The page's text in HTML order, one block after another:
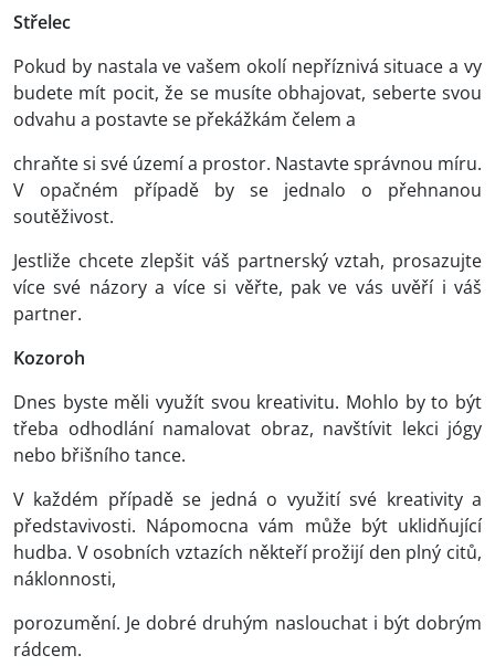
Střelec
Pokud by nastala ve vašem okolí nepříznivá situace a vy
budete mít pocit, že se musíte obhajovat, seberte svou
odvahu a postavte se překážkám čelem a
chraňte si své území a prostor. Nastavte správnou míru.
V opačném případě by se jednalo o přehnanou
soutěživost.
Jestliže chcete zlepšit váš partnerský vztah, prosazujte
více své názory a více si věřte, pak ve vás uvěří i váš
partner.
Kozoroh
Dnes byste měli využít svou kreativitu. Mohlo by to být
třeba odhodlání namalovat obraz, navštívit lekci jógy
nebo břišního tance.
V každém případě se jedná o využití své kreativity a
představivosti. Nápomocna vám může být uklidňující
hudba. V osobních vztazích někteří prožijí den plný citů,
náklonnosti,
porozumění. Je dobré druhým naslouchat i být dobrým
rádcem.